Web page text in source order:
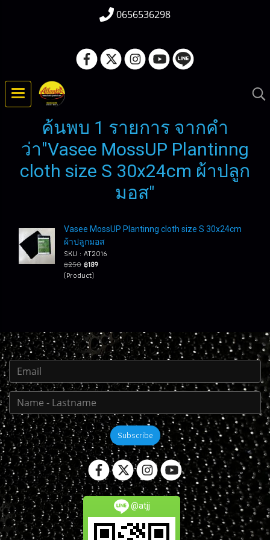
0656536298
ค้นพบ 1 รายการ จากคำ
ว่า"Vasee MossUP Plantinng
cloth size S 30x24cm ผ้าปลูก
มอส"
Vasee MossUP Plantinng cloth size S 30x24cm
ผ้าปลูกมอส
SKU : AT2016
฿250 ฿189
(Product)
Subscribe
@atjj